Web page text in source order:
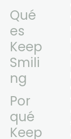
Qué
es
Keep
Smili
ng
Por
qué
Keep